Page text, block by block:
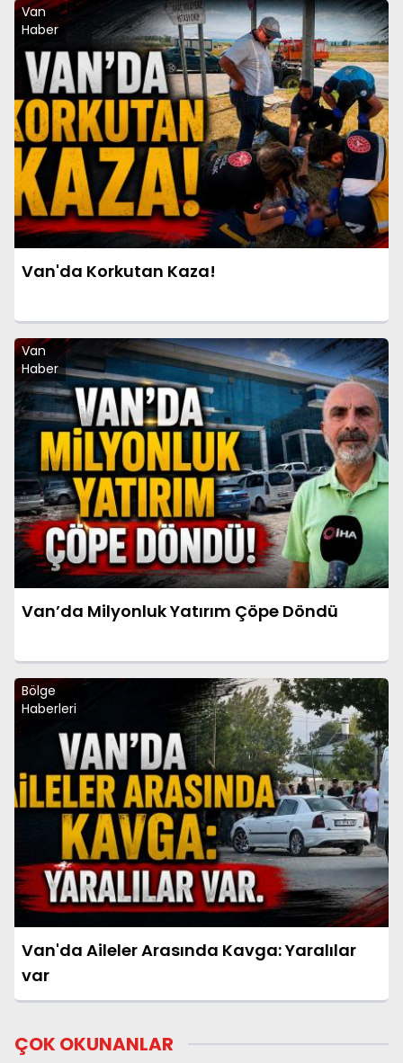
Van
Haber
Van'da Korkutan Kaza!
Van
Haber
Van’da Milyonluk Yatırım Çöpe Döndü
Bölge
Haberleri
Van'da Aileler Arasında Kavga: Yaralılar
var
ÇOK OKUNANLAR